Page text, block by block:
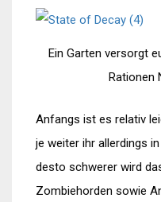
Ein Garten versorgt
Rationen
Anfangs ist es relativ
je weiter ihr allerdings
desto schwerer wird
Zombiehorden sowie